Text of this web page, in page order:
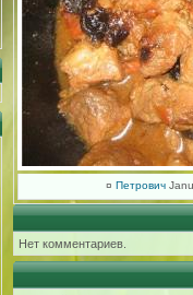
¤ Петрович
Нет комментариев.